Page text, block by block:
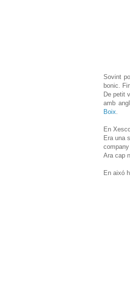
Sovint
bonic.
De petit
amb
Boix
En
Era una
Ara cap
En aixó